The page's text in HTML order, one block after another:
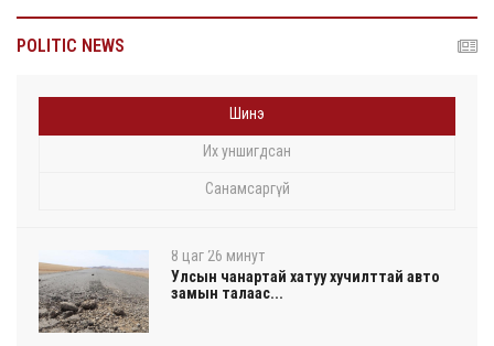
POLITIC NEWS
Шинэ
Их уншигдсан
Санамсаргүй
8 цаг 26 минут
Улсын чанартай хатуу хучилттай авто
замын талаас...